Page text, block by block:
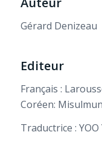
Gérard Denizeau
Editeur
Français :
Coréen:
Traductrice : YOO